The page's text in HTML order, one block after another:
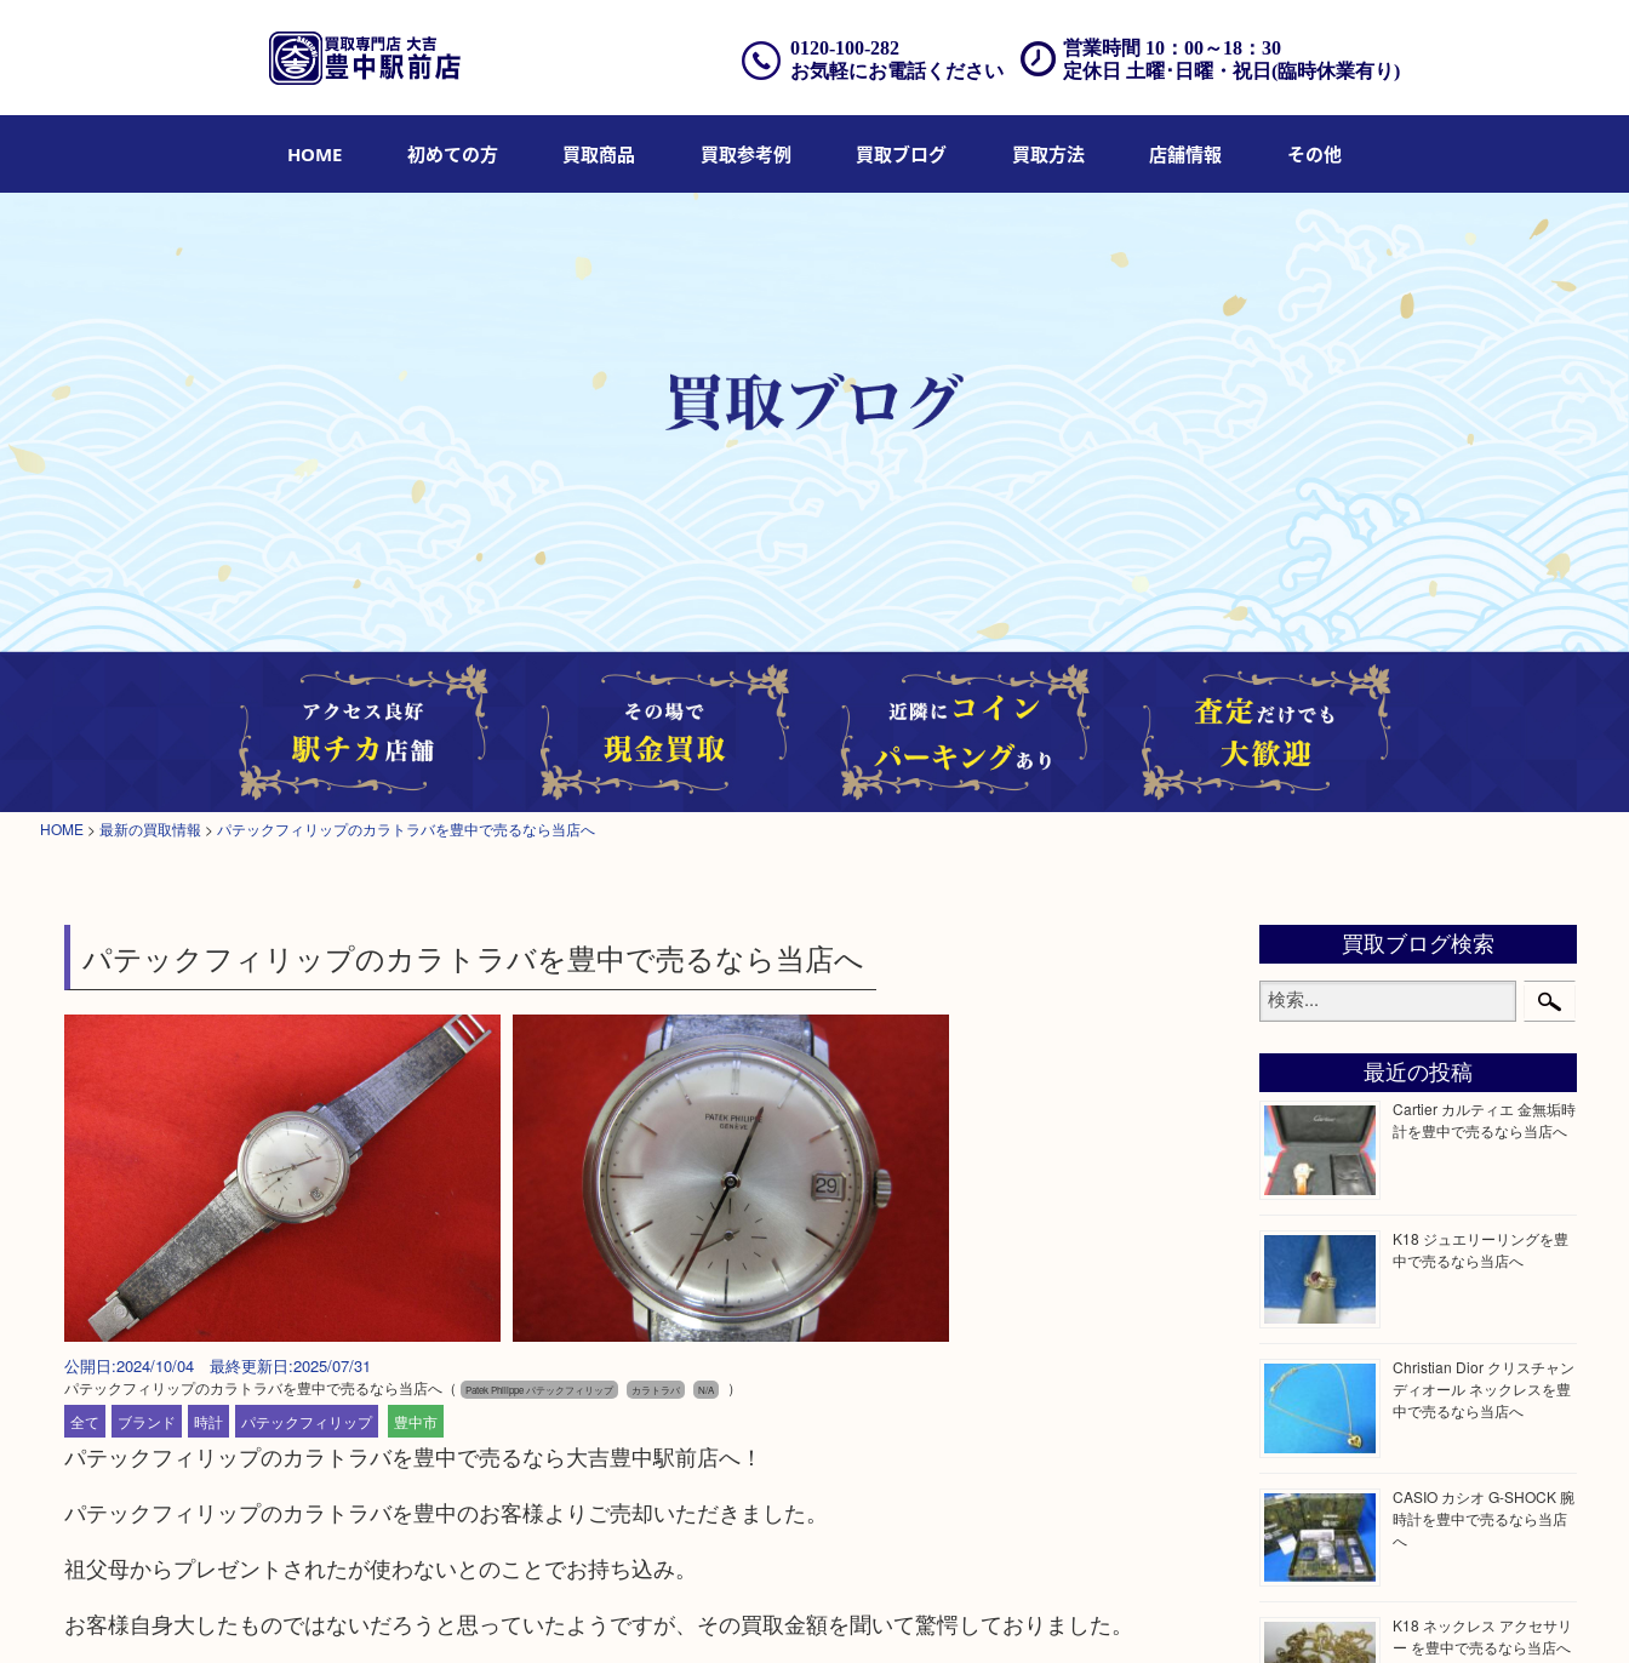
営業時間 10：00～18：30
定休日 土曜･日曜・祝日(臨時休業有り)
0120-100-282
お気軽にお電話ください
HOME 初めての方 買取商品 買取参考例 買取ブログ 買取方法 店舗情報 その他
HOME > 最新の買取情報 > パテックフィリップのカラトラバを豊中で売るなら当店へ
パテックフィリップのカラトラバを豊中で売るなら当店へ
公開日:2024/10/04 最終更新日:2025/07/31
パテックフィリップのカラトラバを豊中で売るなら当店へ（ Patek Philippe パテックフィリップ カラトラバ N/A
）
全て
ブランド 時計 パテックフィリップ 豊中市
パテックフィリップのカラトラバを豊中で売るなら大吉豊中駅前店へ！
パテックフィリップのカラトラバを豊中のお客様よりご売却いただきました。
祖父母からプレゼントされたが使わないとのことでお持ち込み。
お客様自身大したものではないだろうと思っていたようですが、その買取金額を聞いて驚愕しておりました。
買取ブログ検索
最近の投稿
Cartier カルティエ 金無垢時
計を豊中で売るなら当店へ
K18 ジュエリーリングを豊
中で売るなら当店へ
Christian Dior クリスチャン
ディオール ネックレスを豊
中で売るなら当店へ
CASIO カシオ G-SHOCK 腕
時計を豊中で売るなら当店
へ
K18 ネックレス アクセサリ
ー を豊中で売るなら当店へ